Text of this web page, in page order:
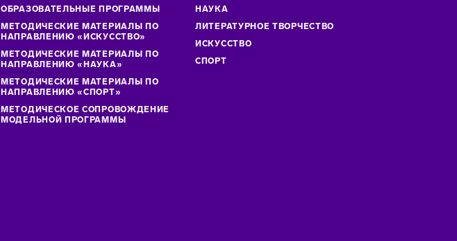
ОБРАЗОВАТЕЛЬНЫЕ ПРОГРАММЫ
МЕТОДИЧЕСКИЕ МАТЕРИАЛЫ ПО
НАПРАВЛЕНИЮ «ИСКУССТВО»
МЕТОДИЧЕСКИЕ МАТЕРИАЛЫ ПО
НАПРАВЛЕНИЮ «НАУКА»
МЕТОДИЧЕСКИЕ МАТЕРИАЛЫ ПО
НАПРАВЛЕНИЮ «СПОРТ»
МЕТОДИЧЕСКОЕ СОПРОВОЖДЕНИЕ
МОДЕЛЬНОЙ ПРОГРАММЫ
НАУКА
ЛИТЕРАТУРНОЕ ТВОРЧЕСТВО
ИСКУСCТВО
СПОРТ